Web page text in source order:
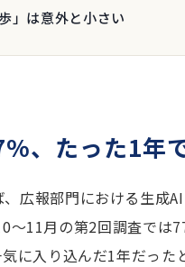
」は意外と小さい
、たった1年
広報部門における生成
〜11月の第2回調査では
に入り込んだ1年だった